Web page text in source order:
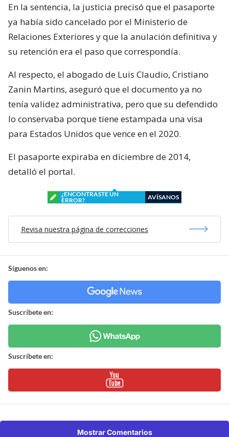
En la sentencia, la justicia precisó que el pasaporte
ya había sido cancelado por el Ministerio de
Relaciones Exteriores y que la anulación definitiva y
su retención era el paso que correspondía.
Al respecto, el abogado de Luis Claudio, Cristiano
Zanin Martins, aseguró que el documento ya no
tenía validez administrativa, pero que su defendido
lo conservaba porque tiene estampada una visa
para Estados Unidos que vence en el 2020.
El pasaporte expiraba en diciembre de 2014,
detalló el portal.
¿ENCONTRASTE UN
ERROR?
AVÍSANOS
Revisa nuestra página de correcciones
Síguenos en:
Suscríbete en:
Suscríbete en:
Mostrar Comentarios